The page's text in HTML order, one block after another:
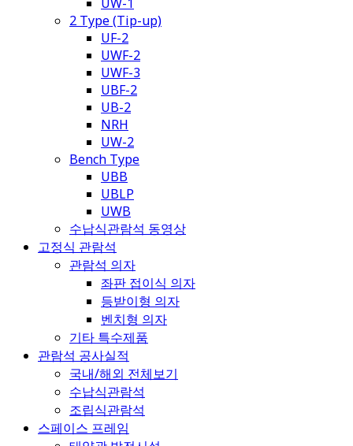
2 Type (Tip-up)
UF-2
UWF-2
UWF-3
UBF-2
UB-2
NRH
UW-2
Bench Type
UBB
UBLP
UWB
수납식관람석 동영상
고정식 관람석
관람석 의자
좌판 접이식 의자
등받이형 의자
벤치형 의자
기타 특수제품
관람석 공사실적
국내/해외 전체보기
수납식관람석
조립식관람석
스페이스 프레임